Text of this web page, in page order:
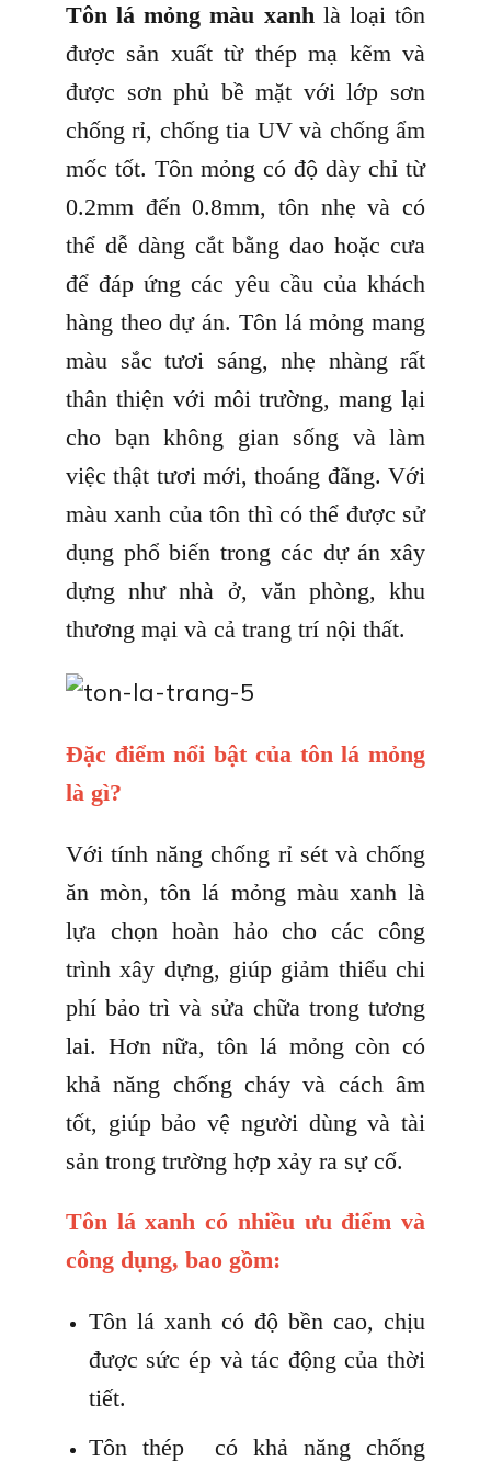
Tôn lá mỏng màu xanhlà loại tôn
được sản xuất từ thép mạ kẽm và
được sơn phủ bề mặt với lớp sơn
chống rỉ, chống tia UV và chống ẩm
mốc tốt. Tôn mỏng có độ dày chỉ từ
0.2mm đến 0.8mm, tôn nhẹ và có
thể dễ dàng cắt bằng dao hoặc cưa
để đáp ứng các yêu cầu của khách
hàng theo dự án. Tôn lá mỏng mang
màu sắc tươi sáng, nhẹ nhàng rất
thân thiện với môi trường, mang lại
cho bạn không gian sống và làm
việc thật tươi mới, thoáng đãng. Với
màu xanh của tôn thì có thể được sử
dụng phổ biến trong các dự án xây
dựng như nhà ở, văn phòng, khu
thương mại và cả trang trí nội thất.
Đặc điểm nổi bật của tôn lá mỏng
là gì?
Với tính năng chống rỉ sét và chống
ăn mòn, tôn lá mỏng màu xanh là
lựa chọn hoàn hảo cho các công
trình xây dựng, giúp giảm thiểu chi
phí bảo trì và sửa chữa trong tương
lai. Hơn nữa, tôn lá mỏng còn có
khả năng chống cháy và cách âm
tốt, giúp bảo vệ người dùng và tài
sản trong trường hợp xảy ra sự cố.
Tôn lá xanh có nhiều ưu điểm và
công dụng, bao gồm:
Tôn lá xanh có độ bền cao, chịu
được sức ép và tác động của thời
tiết.
Tôn thép có khả năng chống